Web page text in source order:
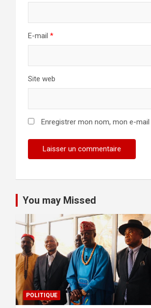
E-mail *
Site web
Enregistrer mon nom, mon e-
You may Missed
POLITIQUE